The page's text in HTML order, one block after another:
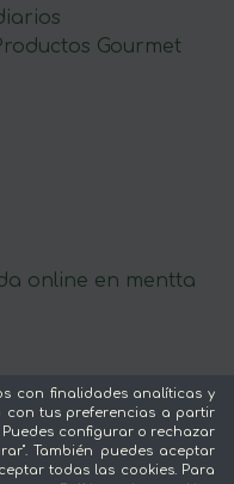
Gourmet
online en mentta
con finalidades analíticas y
tus preferencias a partir
configurar o rechazar
También puedes aceptar
todas las cookies. Para